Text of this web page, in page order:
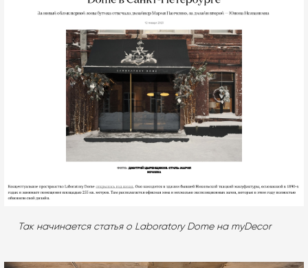
Так начинается статья о Laboratory Dome на myDecor